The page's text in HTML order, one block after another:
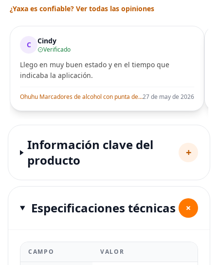
¿Yaxa es confiable? Ver todas las opiniones
C Cindy
Verificado
Llego en muy buen estado y en el tiempo que
indicaba la aplicación.
Ohuhu Marcadores de alcohol con punta de pincel – Juego de marcadores artísticos de doble punta con certificación AP para artistas adultos27 de may de 2026
Información clave del
producto
+
Especificaciones técnicas +
CAMPO VALOR